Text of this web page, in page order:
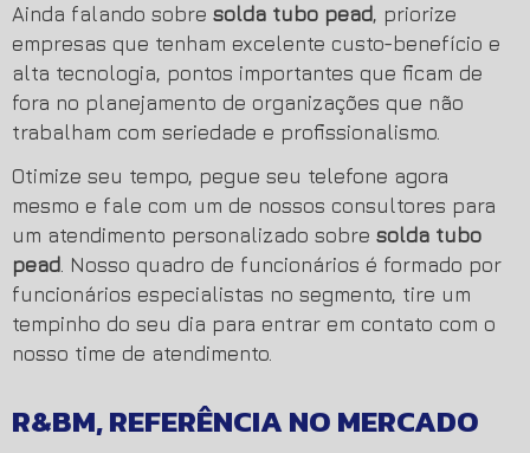
Ainda falando sobre solda tubo pead, priorize
empresas que tenham excelente custo-benefício e
alta tecnologia, pontos importantes que ficam de
fora no planejamento de organizações que não
trabalham com seriedade e profissionalismo.
Otimize seu tempo, pegue seu telefone agora
mesmo e fale com um de nossos consultores para
um atendimento personalizado sobre solda tubo
pead . Nosso quadro de funcionários é formado por
funcionários especialistas no segmento, tire um
tempinho do seu dia para entrar em contato com o
nosso time de atendimento.
R&BM, REFERÊNCIA NO MERCADO